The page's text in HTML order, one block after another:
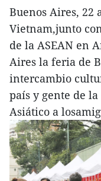
Buenos Aires, 22
Vietnam,junto
de la ASEAN en
Aires la feria de
intercambio
país y gente de
Asiático a